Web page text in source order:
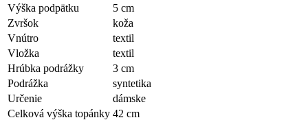
Výška podpätku
5 cm
Zvršok
koža
Vnútro
textil
Vložka
textil
Hrúbka podrážky
3 cm
Podrážka
syntetika
Určenie
dámske
Celková výška topánky 42 cm